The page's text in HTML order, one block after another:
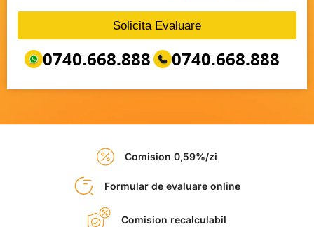
Solicita Evaluare
0740.668.888 0740.668.888
Comision 0,59%/zi
Formular de evaluare online
Comision recalculabil